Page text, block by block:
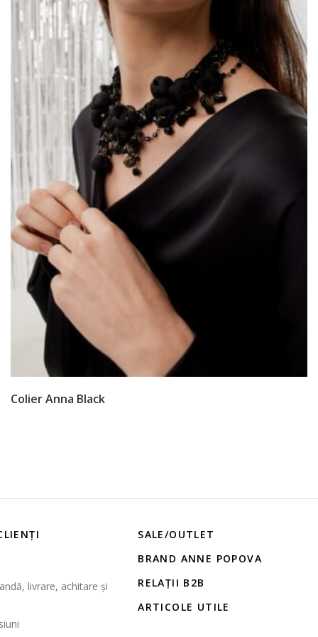
Colier Anna Black
livrare, achitare și
SALE/OUTLET
BRAND ANNE POPOVA
RELAȚII B2B
ARTICOLE UTILE